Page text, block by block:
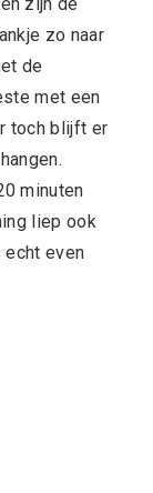
zo naar
de
met een
toch blijft er
minuten
liep ook
even